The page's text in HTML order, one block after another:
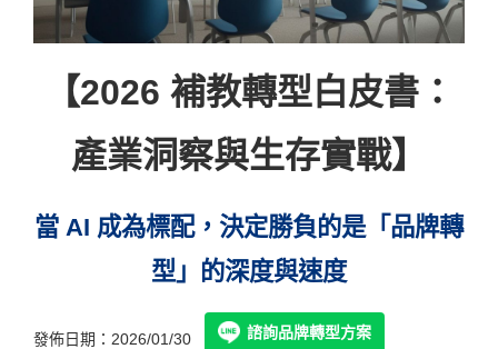
【2026 補教轉型白皮書：
產業洞察與生存實戰】
當 AI 成為標配，決定勝負的是「品牌轉
型」的深度與速度
發佈日期：2026/01/30 諮詢品牌轉型方案